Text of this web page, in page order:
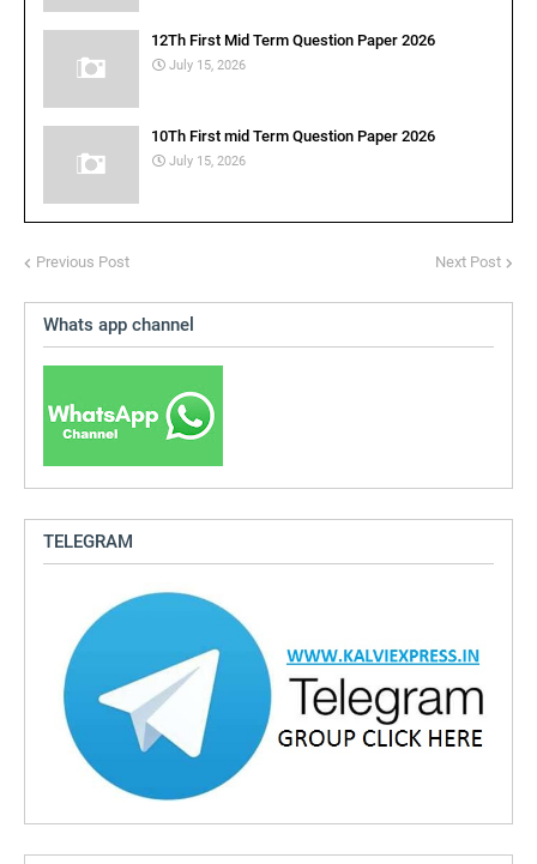
12Th First Mid Term Question Paper 2026
July 15, 2026
10Th First mid Term Question Paper 2026
July 15, 2026
Previous Post Next Post
Whats app channel
TELEGRAM